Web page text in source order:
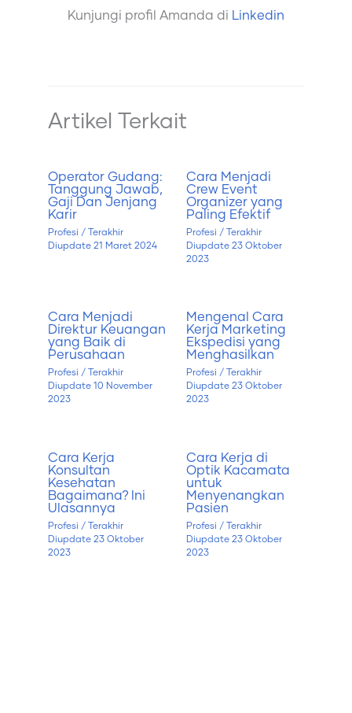
Kunjungi profil Amanda di Linkedin
Artikel Terkait
Operator Gudang:
Tanggung Jawab,
Gaji Dan Jenjang
Karir
Profesi / Terakhir
Diupdate 21 Maret 2024
Cara Menjadi
Crew Event
Organizer yang
Paling Efektif
Profesi / Terakhir
Diupdate23 Oktober
2023
Cara Menjadi
Direktur Keuangan
yang Baik di
Perusahaan
Profesi / Terakhir
Diupdate 10 November
2023
Mengenal Cara
Kerja Marketing
Ekspedisi yang
Menghasilkan
Profesi / Terakhir
Diupdate23 Oktober
2023
Cara Kerja
Konsultan
Kesehatan
Bagaimana? Ini
Ulasannya
Profesi / Terakhir
Diupdate 23 Oktober
2023
Cara Kerja di
Optik Kacamata
untuk
Menyenangkan
Pasien
Profesi / Terakhir
Diupdate23 Oktober
2023